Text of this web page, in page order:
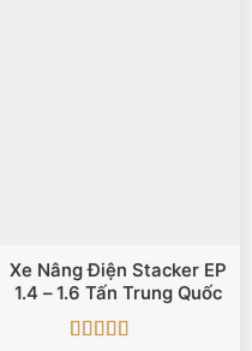
Xe Nâng Điện Stacker EP
1.4 – 1.6 Tấn Trung Quốc